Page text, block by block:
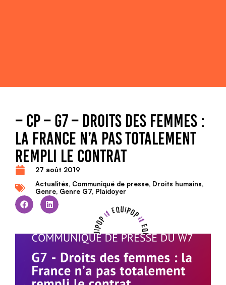
– CP – G7 – DROITS DES FEMMES :
LA FRANCE N’A PAS TOTALEMENT
REMPLI LE CONTRAT
27 août 2019
Actualités, Communiqué de presse, Droits humains,
Genre, Genre G7, Plaidoyer